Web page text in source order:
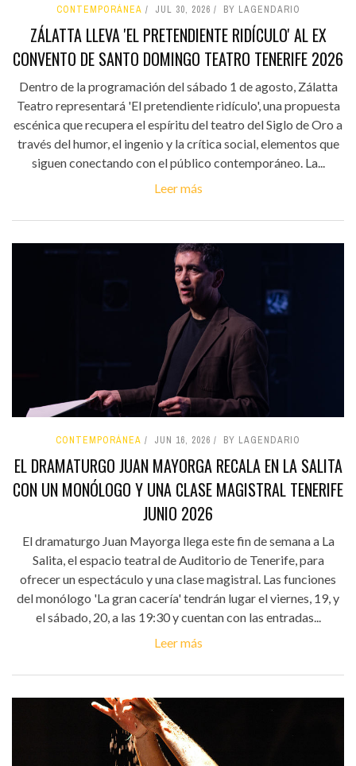
CONTEMPORÁNEA JUL 30, 2026 BY LAGENDARIO
ZÁLATTA LLEVA 'EL PRETENDIENTE RIDÍCULO' AL EX
CONVENTO DE SANTO DOMINGO TEATRO TENERIFE 2026
Dentro de la programación del sábado 1 de agosto, Zálatta
Teatro representará 'El pretendiente ridículo', una propuesta
escénica que recupera el espíritu del teatro del Siglo de Oro a
través del humor, el ingenio y la crítica social, elementos que
siguen conectando con el público contemporáneo. La...
Leer más
CONTEMPORÁNEA JUN 16, 2026 BY LAGENDARIO
EL DRAMATURGO JUAN MAYORGA RECALA EN LA SALITA
CON UN MONÓLOGO Y UNA CLASE MAGISTRAL TENERIFE
JUNIO 2026
El dramaturgo Juan Mayorga llega este fin de semana a La
Salita, el espacio teatral de Auditorio de Tenerife, para
ofrecer un espectáculo y una clase magistral. Las funciones
del monólogo 'La gran cacería' tendrán lugar el viernes, 19, y
el sábado, 20, a las 19:30 y cuentan con las entradas...
Leer más